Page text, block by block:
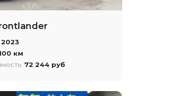
2023
км
72 244 руб